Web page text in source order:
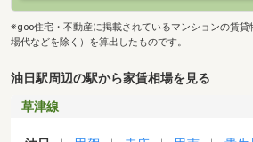
※goo住宅・不動産に掲載されているマンションの賃
場代などを除く）を算出したものです。
油日駅周辺の駅から家賃相場を見る
草津線